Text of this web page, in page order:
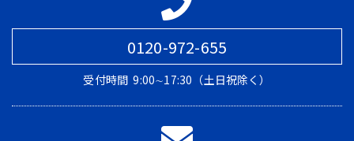
0120-972-655
受付時間 9:00∼17:30（土日祝除く）